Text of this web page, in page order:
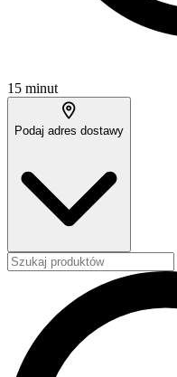
15 minut
Podaj adres dostawy